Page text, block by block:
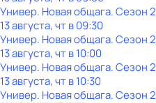
Универ. Новая общага. Сезон 2
13 августа, чт в 09:30
Универ. Новая общага. Сезон 2
13 августа, чт в 10:00
Универ. Новая общага. Сезон 2
13 августа, чт в 10:30
Универ. Новая общага. Сезон 2